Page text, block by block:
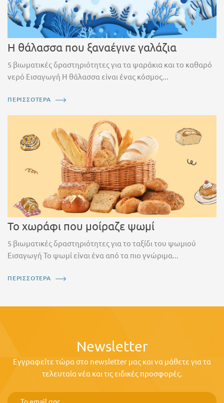
Η θάλασσα που ξαναέγινε γαλάζια
5 βιωματικές δραστηριότητες για τα ψαράκια και το καθαρό
νερό Εισαγωγή Η θάλασσα είναι ένας κόσμος...
ΠΕΡΙΣΣΟΤΕΡΑ
Το χωράφι που μοίραζε ψωμί
5 βιωματικές δραστηριότητες για το ταξίδι του ψωμιού
Εισαγωγή Το ψωμί είναι ένα από τα πιο γνώριμα...
ΠΕΡΙΣΣΟΤΕΡΑ
Newsletter
Εγγραφείτε τώρα στο newsletter μας και να μάθετε για τα
τελευταία νέα και τις ειδικές προσφορές.